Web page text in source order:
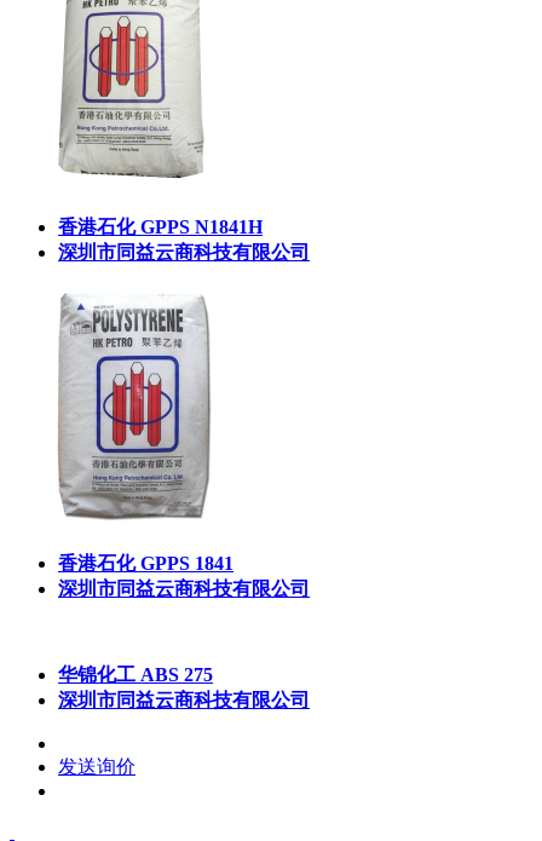
香港石化 GPPS N1841H
深圳市同益云商科技有限公司
香港石化 GPPS 1841
深圳市同益云商科技有限公司
华锦化工 ABS 275
深圳市同益云商科技有限公司
发送询价